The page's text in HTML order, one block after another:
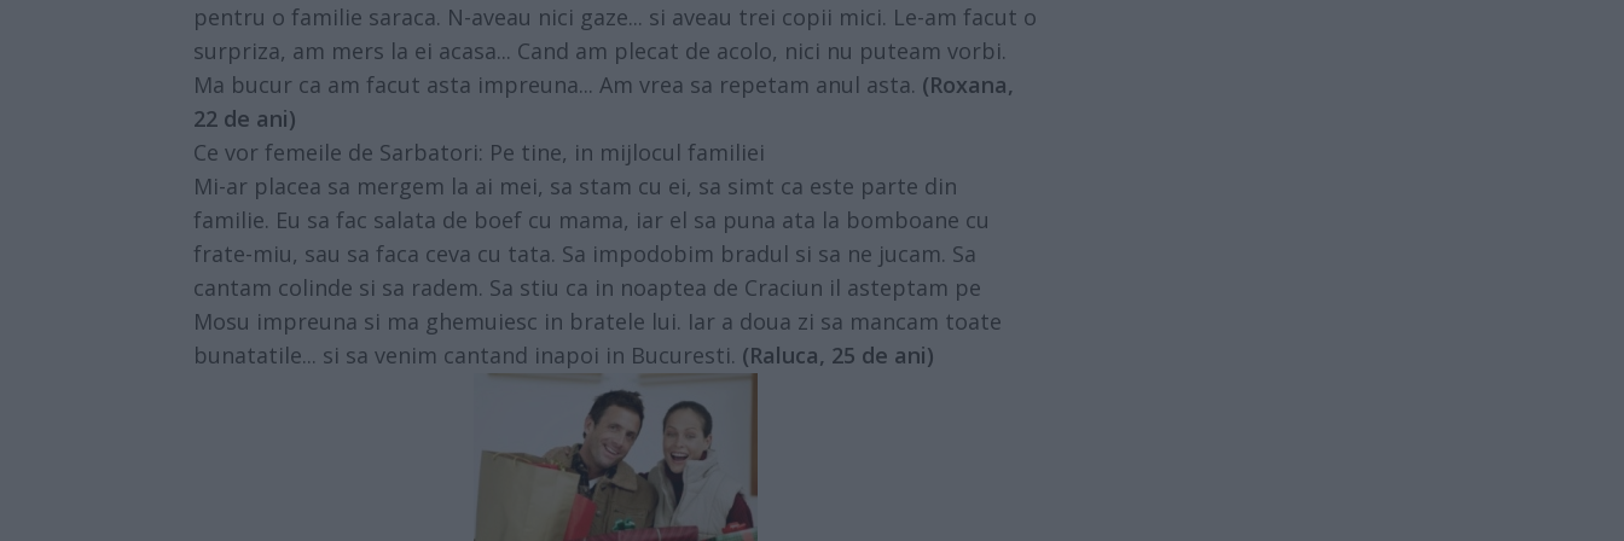
pentru o familie saraca. N-aveau nici gaze... si aveau trei copii mici. Le-am facut o
surpriza, am mers la ei acasa... Cand am plecat de acolo, nici nu puteam vorbi.
Ma bucur ca am facut asta impreuna... Am vrea sa repetam anul asta. (Roxana,
22 de ani)
Ce vor femeile de Sarbatori: Pe tine, in mijlocul familiei
Mi-ar placea sa mergem la ai mei, sa stam cu ei, sa simt ca este parte din
familie. Eu sa fac salata de boef cu mama, iar el sa puna ata la bomboane cu
frate-miu, sau sa faca ceva cu tata. Sa impodobim bradul si sa ne jucam. Sa
cantam colinde si sa radem. Sa stiu ca in noaptea de Craciun il asteptam pe
Mosu impreuna si ma ghemuiesc in bratele lui. Iar a doua zi sa mancam toate
bunatatile... si sa venim cantand inapoi in Bucuresti. (Raluca, 25 de ani)